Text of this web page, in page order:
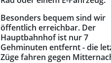
Besonders bequem sind wir
öffentlich erreichbar. Der
Hauptbahnhof ist nur 7
Gehminuten entfernt - die
Züge fahren gegen